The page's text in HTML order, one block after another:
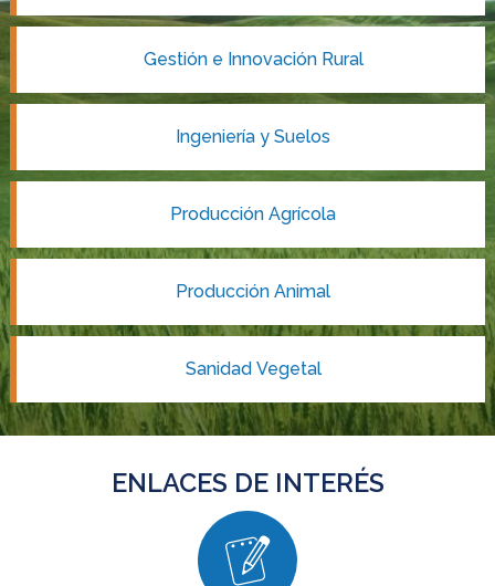
Gestión e Innovación Rural
Ingeniería y Suelos
Producción Agrícola
Producción Animal
Sanidad Vegetal
ENLACES DE INTERÉS